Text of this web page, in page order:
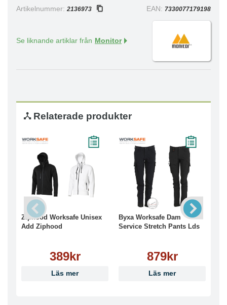
Artikelnummer: 2136973 EAN: 7330077179198
Se liknande artiklar från Monitor
Relaterade produkter
Ziphood Worksafe Unisex
Add Ziphood
389kr
Läs mer
Byxa Worksafe Dam
Service Stretch Pants Lds
879kr
Läs mer